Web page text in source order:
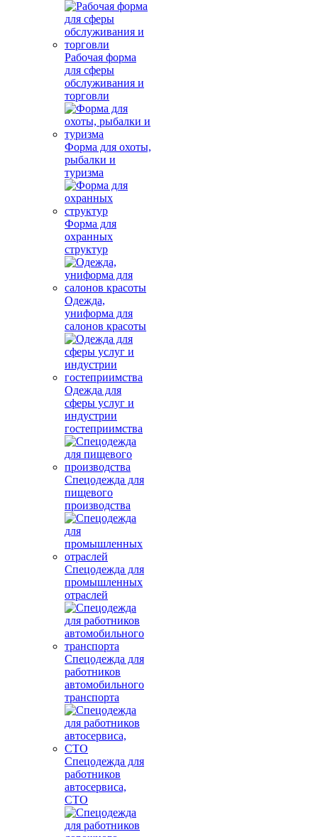
Рабочая форма
для сферы
обслуживания и
торговли
Форма для охоты,
рыбалки и
туризма
Форма для
охранных
структур
Одежда,
униформа для
салонов красоты
Одежда для
сферы услуг и
индустрии
гостеприимства
Спецодежда для
пищевого
производства
Спецодежда для
промышленных
отраслей
Спецодежда для
работников
автомобильного
транспорта
Спецодежда для
работников
автосервиса,
СТО